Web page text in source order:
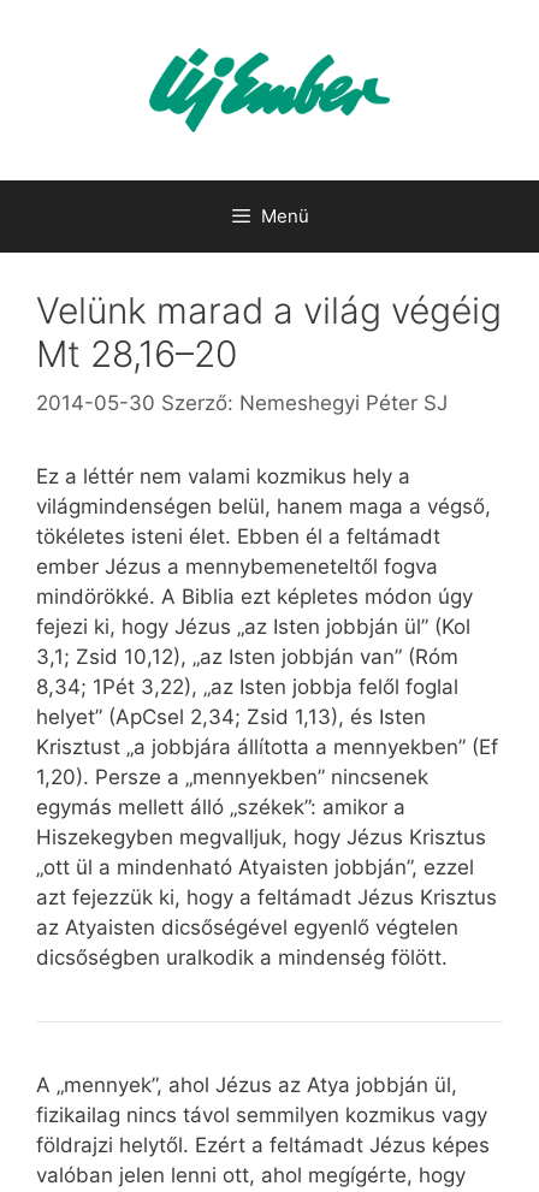
Menü
Velünk marad a világ végéig
Mt 28,16–20
2014-05-30 Szerző: Nemeshegyi Péter SJ
Ez a léttér nem valami kozmikus hely a
világmindenségen belül, hanem maga a végső,
tökéletes isteni élet. Ebben él a feltámadt
ember Jézus a mennybemeneteltől fogva
mindörökké. A Biblia ezt képletes módon úgy
fejezi ki, hogy Jézus „az Isten jobbján ül” (Kol
3,1; Zsid 10,12), „az Isten jobbján van” (Róm
8,34; 1Pét 3,22), „az Isten jobbja felől foglal
helyet” (ApCsel 2,34; Zsid 1,13), és Isten
Krisztust „a jobbjára állította a mennyekben” (Ef
1,20). Persze a „mennyekben” nincsenek
egymás mellett álló „székek”: amikor a
Hiszekegyben megvalljuk, hogy Jézus Krisztus
„ott ül a mindenható Atyaisten jobbján”, ezzel
azt fejezzük ki, hogy a feltámadt Jézus Krisztus
az Atyaisten dicsőségével egyenlő végtelen
dicsőségben uralkodik a mindenség fölött.
A „mennyek”, ahol Jézus az Atya jobbján ül,
fizikailag nincs távol semmilyen kozmikus vagy
földrajzi helytől. Ezért a feltámadt Jézus képes
valóban jelen lenni ott, ahol megígérte, hogy